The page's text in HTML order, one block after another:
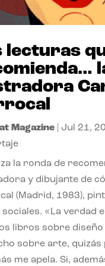
lecturas
Magazine Jul 21,
la ronda de
y dibujante de
(Madrid, 1983),
«La verdad
libros sobre diseño
sobre arte, quizás
me apela. Si,